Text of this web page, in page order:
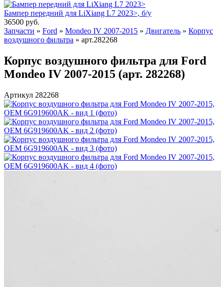
Бампер передний для LiXiang L7 2023>, б/у
36500 руб.
Запчасти » Ford » Mondeo IV 2007-2015 » Двигатель » Корпус
воздушного фильтра » арт.282268
Корпус воздушного фильтра для Ford
Mondeo IV 2007-2015 (арт. 282268)
Артикул 282268